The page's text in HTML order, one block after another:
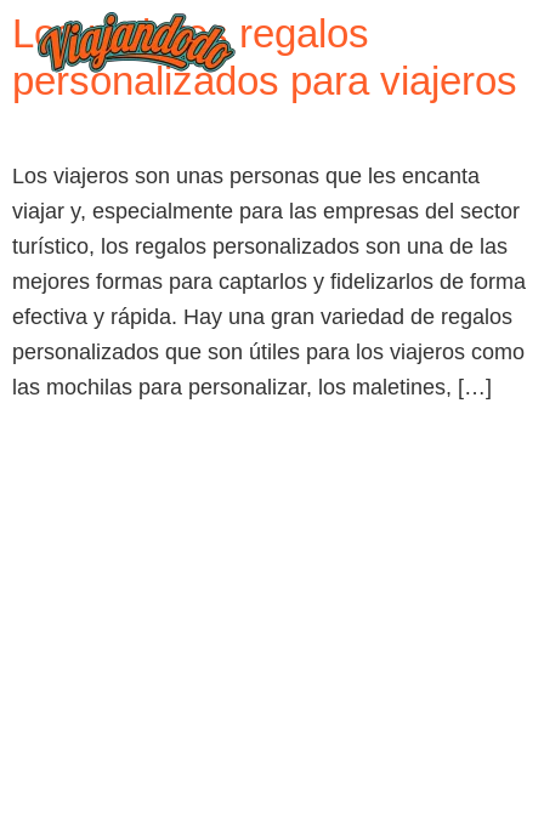
Los mejores regalos
personalizados para viajeros
Los viajeros son unas personas que les encanta
viajar y, especialmente para las empresas del sector
turístico, los regalos personalizados son una de las
mejores formas para captarlos y fidelizarlos de forma
efectiva y rápida. Hay una gran variedad de regalos
personalizados que son útiles para los viajeros como
las mochilas para personalizar, los maletines, […]